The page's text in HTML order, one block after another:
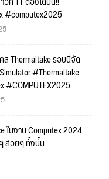
#computex2025
ส Thermaltake รอบนี้จัด
#Thermaltake
#COMPUTEX2025
ในงาน Computex 2024
สวยๆ ทั้งนั้น